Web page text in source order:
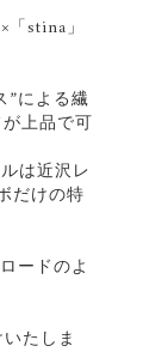
stina」
”による繊
上品で可
は近沢レ
だけの特
ードのよ
たしま